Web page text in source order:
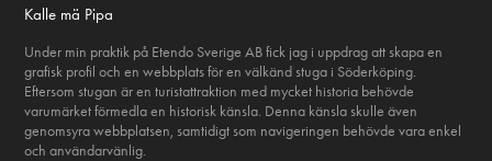
Kalle mä Pipa
Under min praktik på Etendo Sverige AB fick jag i uppdrag att skapa en
grafisk profil och en webbplats för en välkänd stuga i Söderköping.
Eftersom stugan är en turistattraktion med mycket historia behövde
varumärket förmedla en historisk känsla. Denna känsla skulle även
genomsyra webbplatsen, samtidigt som navigeringen behövde vara enkel
och användarvänlig.